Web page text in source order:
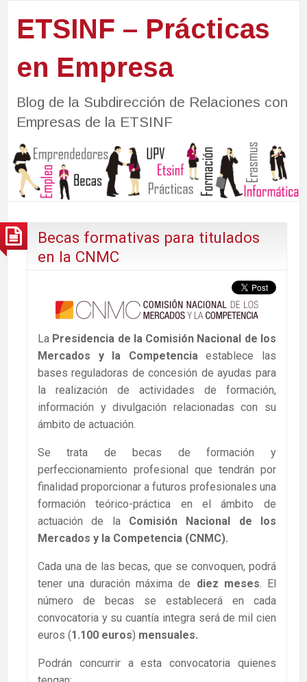
ETSINF – Prácticas
en Empresa
Blog de la Subdirección de Relaciones con
Empresas de la ETSINF
Becas formativas para titulados
en la CNMC
La Presidencia de la Comisión Nacional de los
Mercados y la Competencia establece las
bases reguladoras de concesión de ayudas para
la realización de actividades de formación,
información y divulgación relacionadas con su
ámbito de actuación.
Se trata de becas de formación y
perfeccionamiento profesional que tendrán por
finalidad proporcionar a futuros profesionales una
formación teórico-práctica en el ámbito de
actuación de la Comisión Nacional de los
Mercados y la Competencia (CNMC).
Cada una de las becas, que se convoquen, podrá
tener una duración máxima de diez meses . El
número de becas se establecerá en cada
convocatoria y su cuantía integra será de mil cien
euros (1.100 euros) mensuales.
Podrán concurrir a esta convocatoria quienes